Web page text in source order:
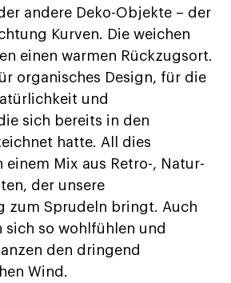
andere Deko-Objekte – der
Kurven. Die weichen
einen warmen Rückzugsort.
organisches Design, für die
und
sich bereits in den
hatte. All dies
Mix aus Retro-, Natur-
der unsere
zum Sprudeln bringt. Auch
sich so wohlfühlen und
den dringend
Wind.